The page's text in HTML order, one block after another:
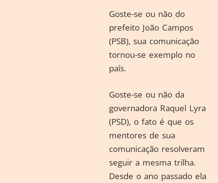
Goste-se ou não do
prefeito João Campos
(PSB), sua comunicação
tornou-se exemplo no
país.
Goste-se ou não da
governadora Raquel Lyra
(PSD), o fato é que os
mentores de sua
comunicação resolveram
seguir a mesma trilha.
Desde o ano passado ela